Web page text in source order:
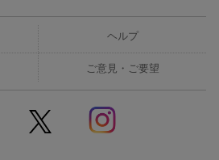
ヘルプ
ご意見・ご要望